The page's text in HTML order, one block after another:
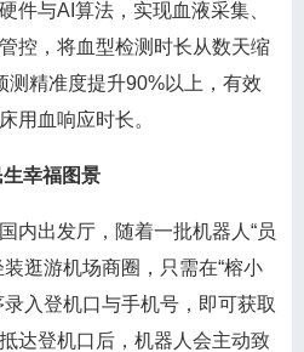
件与AI算法，实现血液采集、
控，将血型检测时长从数天缩
测精准度提升90%以上，有效
用血响应时长。
幸福图景
出发厅，随着一批机器人“员
逛游机场商圈，只需在“榕小
入登机口与手机号，即可获取
达登机口后，机器人会主动致